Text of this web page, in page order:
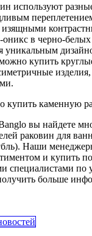
используют
изящными
в черно-
уникальным
купить
купить каменную
вы найдете
раковин для
Наши
и купить
специалистами по
больше